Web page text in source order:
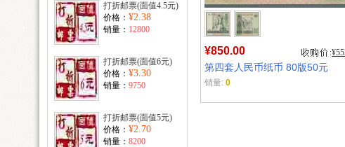
打折邮票(面值4.5元)
价格： ¥2.38
销量： 12800
打折邮票(面值6元)
价格： ¥3.30
销量： 9750
打折邮票(面值5元)
价格： ¥2.70
销量： 8200
¥850.00
第四套人民币纸币 80版50元
销量: 0